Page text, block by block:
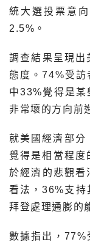
統大選投票意
2.5%。
調查結果呈現出
態度。74%受訪
中33%覺得是某
非常壞的方向前
就美國經濟部分
覺得是相當程度
於經濟的悲觀看
看法，36%支持
拜登處理通膨的
數據指出，77%